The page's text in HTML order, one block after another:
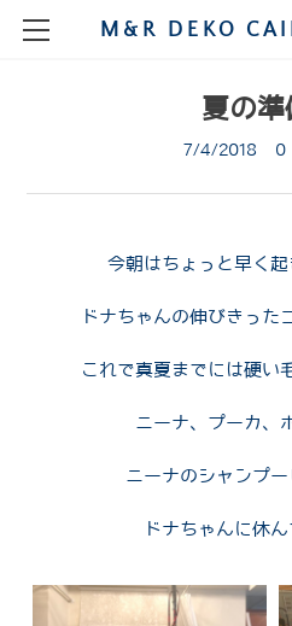
M&R DEKO
夏の
7/4/2018 0
今朝はちょっと早く
ドナちゃんの伸びきった
これで真夏までには硬い
ニーナ、プーカ、
ニーナのシャンプー
ドナちゃんに休
MAO
POLO
NIMO
RUCA
TINA
SARA
NINA
DIARY
PUPPIE
SHOW
2010
E
BLOG